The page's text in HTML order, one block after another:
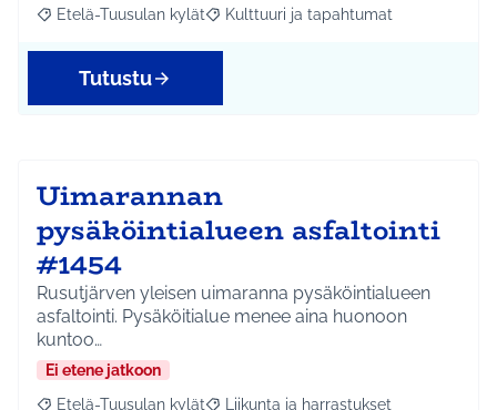
Rajaa tulokset aihepiirin mukaan: Etelä-Tuusulan kylät
Etelä-Tuusulan kylät Rajaa tulokset teeman mukaan:
Kulttuuri ja tapahtumat
Tutustu
Uimarannan
pysäköintialueen asfaltointi
#1454
Rusutjärven yleisen uimaranna pysäköintialueen
asfaltointi. Pysäköitialue menee aina huonoon
kuntoo…
Ei etene jatkoon
Etelä-Tuusulan kylät Liikunta ja harrastukset